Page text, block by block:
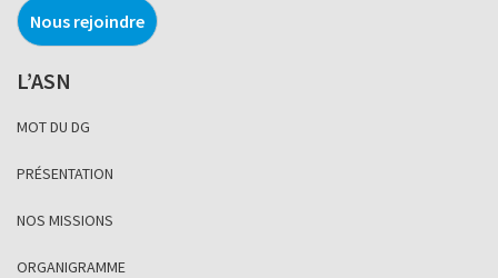
Nous rejoindre
L’ASN
MOT DU DG
PRÉSENTATION
NOS MISSIONS
ORGANIGRAMME